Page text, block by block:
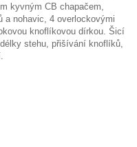
kyvným CB chapačem,
a nohavic, 4 overlockovými
knoflíkovou dírkou. Šicí
stehu, přišívání knoflíků,